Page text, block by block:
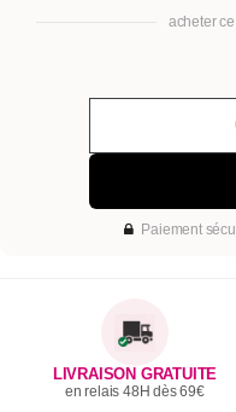
acheter
Paiement
LIVRAISON GRATUITE
en relais 48H dès 69€